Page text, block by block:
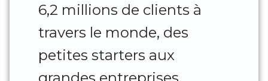
6,2 millions de clients à
travers le monde, des
petites starters aux